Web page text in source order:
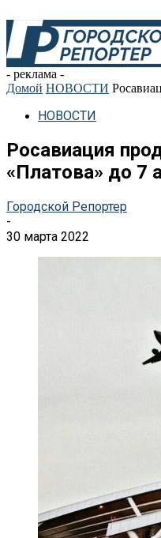
- реклама -
Домой НОВОСТИ
НОВОСТИ
Росавиация
«Платова» до 7
Городской Репортер
-
30 марта 2022